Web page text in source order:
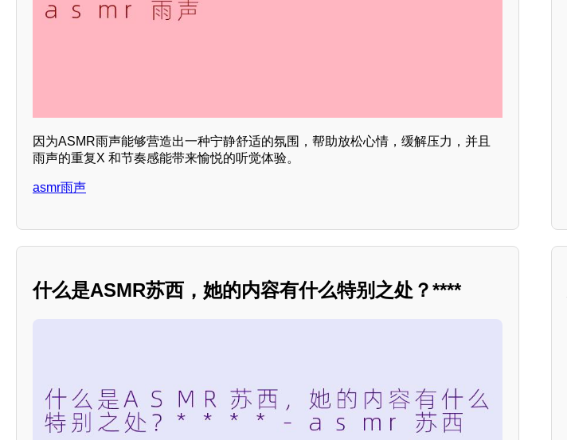
因为ASMR雨声能够营造出一种宁静舒适的氛围，帮助放松心情，缓解压力，并且
雨声的重复X 和节奏感能带来愉悦的听觉体验。
asmr雨声
什么是ASMR苏西，她的内容有什么特别之处？****